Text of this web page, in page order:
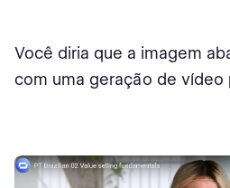
Você diria que a imagem
com uma geração de vídeo